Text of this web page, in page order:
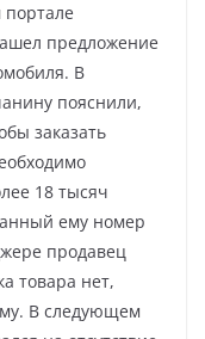
портале
предложение
В
пояснили,
заказать
18 тысяч
ему номер
продавец
товара нет,
В следующем